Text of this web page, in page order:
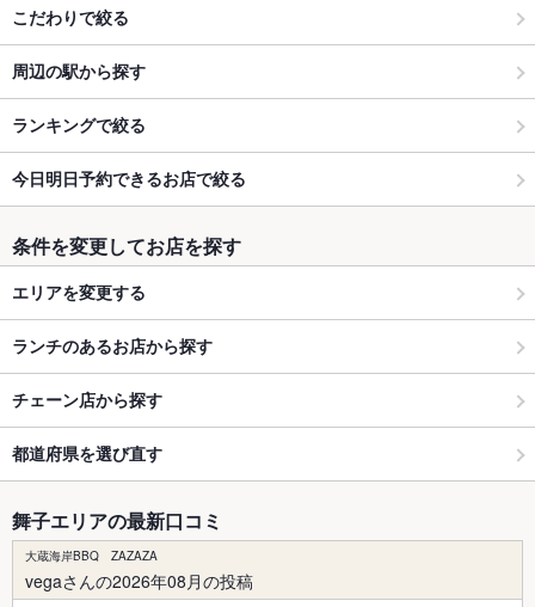
こだわりで絞る
周辺の駅から探す
ランキングで絞る
今日明日予約できるお店で絞る
条件を変更してお店を探す
エリアを変更する
ランチのあるお店から探す
チェーン店から探す
都道府県を選び直す
舞子エリアの最新口コミ
大蔵海岸BBQ ZAZAZA
vegaさんの2026年08月の投稿